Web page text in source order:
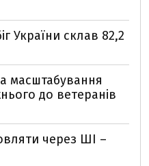
України склав 82,2
масштабування
до ветеранів
через ШІ –